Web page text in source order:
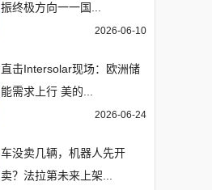
振终极方向一一国...
2026-06-10
直击Intersolar现场：欧洲储
能需求上行 美的...
2026-06-24
车没卖几辆，机器人先开
卖？法拉第未来上架...